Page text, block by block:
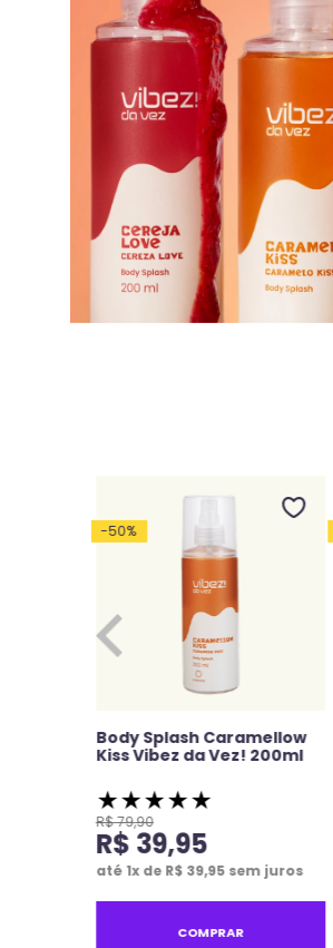
-50%
Body Splash Caramellow
Kiss Vibez da Vez! 200ml
★★★★★
R$79,90
R$ 39,95
até 1x de R$ 39,95sem juros
COMPRAR